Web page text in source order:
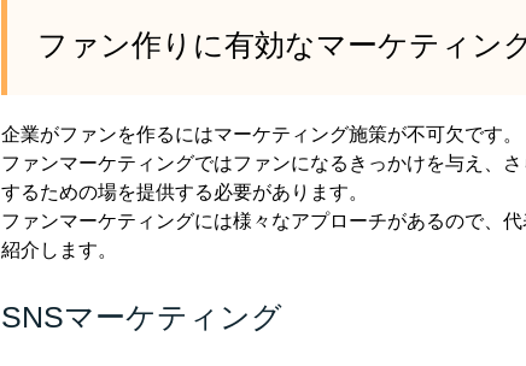
ファン作りに有効なマーケティン
企業がファンを作るにはマーケティング施策が不可欠です。
ファンマーケティングではファンになるきっかけを与え、さ
するための場を提供する必要があります。
ファンマーケティングには様々なアプローチがあるので、
紹介します。
SNSマーケティング